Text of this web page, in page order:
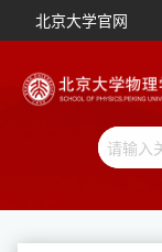
北京大学官网